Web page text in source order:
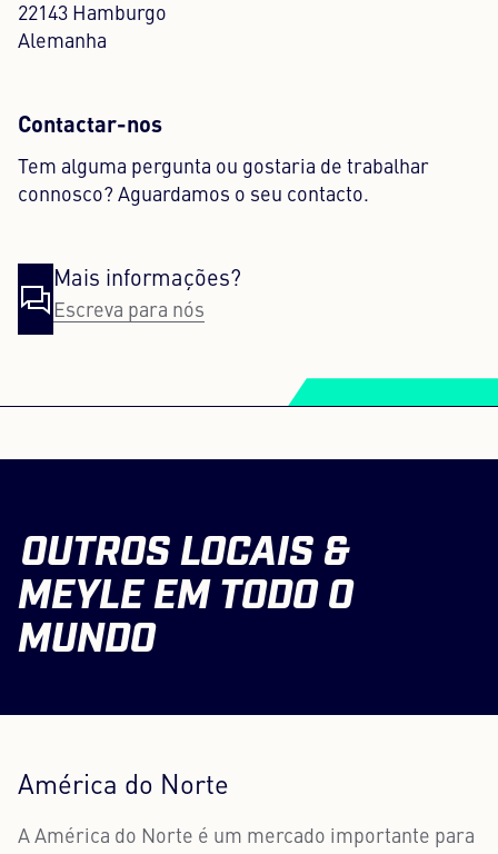
22143 Hamburgo
Alemanha
Contactar-nos
Tem alguma pergunta ou gostaria de trabalhar
connosco? Aguardamos o seu contacto.
Mais informações?
Escreva para nós
OUTROS LOCAIS &
MEYLE EM TODO O
MUNDO
América do Norte
A América do Norte é um mercado importante para